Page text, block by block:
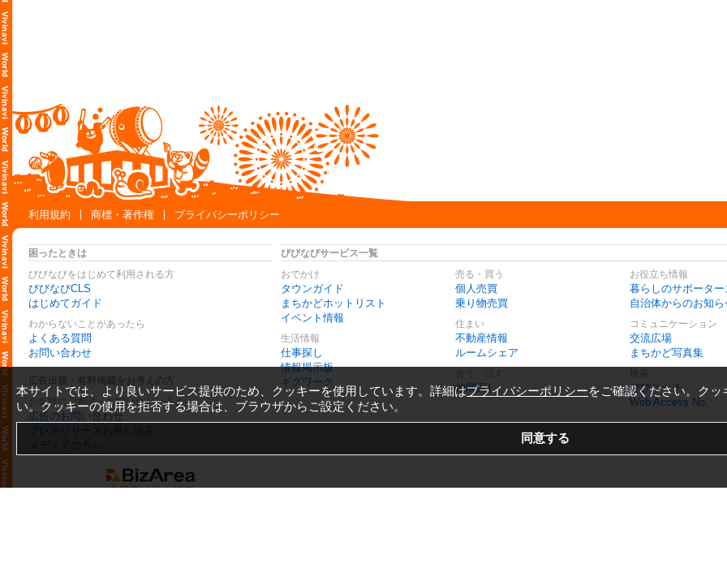
利用規約
商標・著作権 プライバシーポリシー
困ったときは
びびなびをはじめて利用される方
びびなびCLS
はじめてガイド
わからないことがあったら
よくある質問
お問い合わせ
お気軽にご相談・お問い合わせ下さい
広告のお問い合わせ
プレスリリースお申し込み
メディアの方へ
びびなびサービス一覧
おでかけ
タウンガイド
まちかどホットリスト
イベント情報
生活情報
仕事探し
情報掲示板
ギグワーク
売る・買う
個人売買
乗り物売買
住まい
不動産情報
ルームシェア
仲間探し
お役立ち情報
暮らしのサポーター
自治体からのお知ら
コミュニケーション
交流広場
まちかど写真集
びびサーチ
Web Access No.
本サイトでは、より良いサービス提供のため、クッキーを使用しています。詳細はプライバシーポリシーをご確認ください。ク
い。クッキーの使用を拒否する場合は、ブラウザからご設定ください。